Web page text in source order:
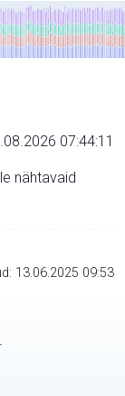
07:44:11
nähtavaid
13.06.2025 09:53